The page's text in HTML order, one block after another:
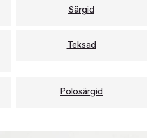
Särgid
Teksad
Polosärgid